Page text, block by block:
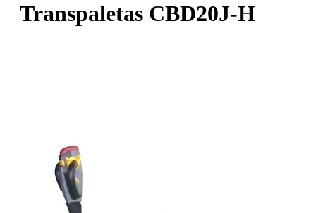
Transpaletas CBD20J-H